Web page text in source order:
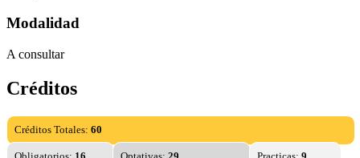
Modalidad
A consultar
Créditos
Créditos Totales: 60